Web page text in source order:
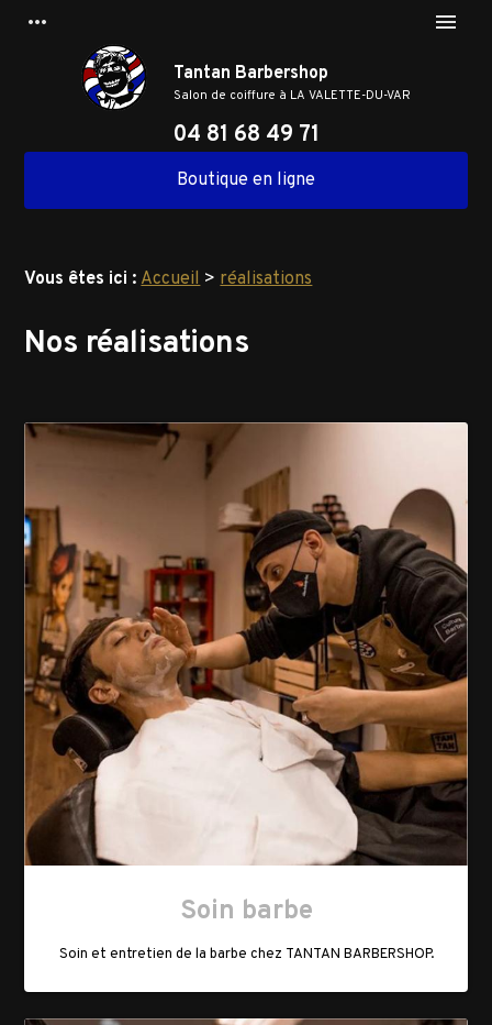
more_horiz menu
Tantan Barbershop
Salon de coiffure à LA VALETTE-DU-VAR
04 81 68 49 71
Boutique en ligne
Vous êtes ici :Accueil>réalisations
Nos réalisations
Soin barbe
Soin et entretien de la barbe chez TANTAN BARBERSHOP.